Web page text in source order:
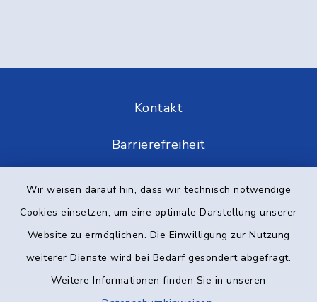
Wir weisen darauf hin, dass wir technisch notwendige
Cookies einsetzen, um eine optimale Darstellung unserer
Website zu ermöglichen. Die Einwilligung zur Nutzung
weiterer Dienste wird bei Bedarf gesondert abgefragt.
Weitere Informationen finden Sie in unseren
Kontakt
Barrierefreiheit
Datenschutz
Impressum
Elektronische Kommunikation